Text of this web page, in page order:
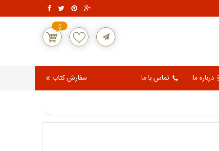
0
درباره ما تماس با ما سفارش کتاب